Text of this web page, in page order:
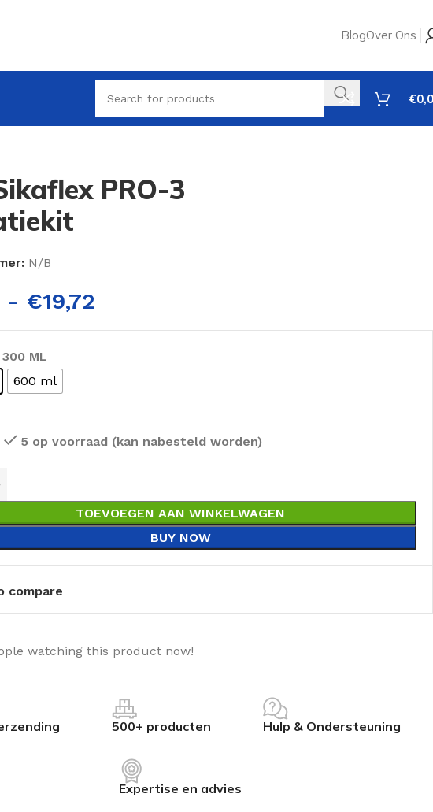
BlogOver Ons
€
PRO-3
N/B
- €19,72
300 ML
600 ml
5 op voorraad (kan nabesteld worden)
TOEVOEGEN AAN WINKELWAGEN
BUY NOW
compare
watching this product now!
500+ producten Hulp & Ondersteuning
Expertise en advies